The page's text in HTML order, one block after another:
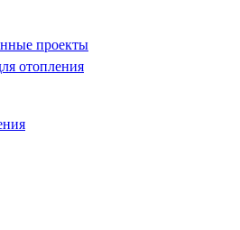
проекты
отопления